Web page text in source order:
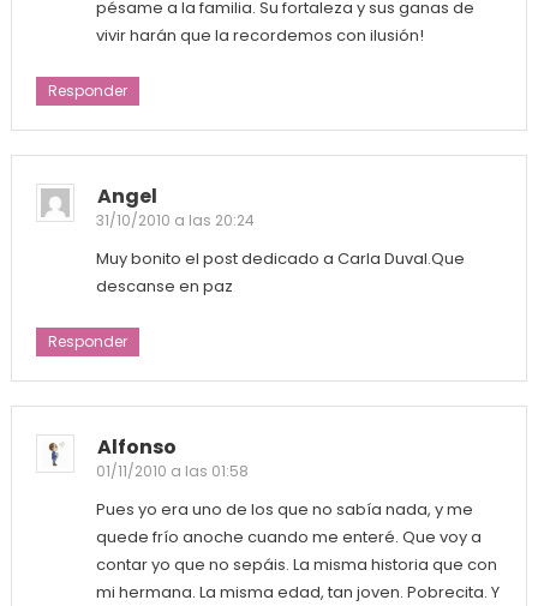
pésame a la familia. Su fortaleza y sus ganas de
vivir harán que la recordemos con ilusión!
Responder
Angel
31/10/2010 a las 20:24
Muy bonito el post dedicado a Carla Duval.Que
descanse en paz
Responder
Alfonso
01/11/2010 a las 01:58
Pues yo era uno de los que no sabía nada, y me
quede frío anoche cuando me enteré. Que voy a
contar yo que no sepáis. La misma historia que con
mi hermana. La misma edad, tan joven. Pobrecita. Y